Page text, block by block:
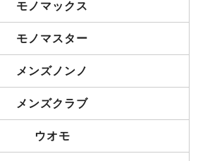
モノマックス
モノマスター
メンズノンノ
メンズクラブ
ウオモ